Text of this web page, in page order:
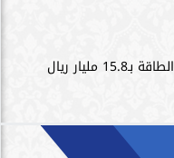
كيف يُغيِّر تمويل الطاقة بـ15.8 مليار ريال